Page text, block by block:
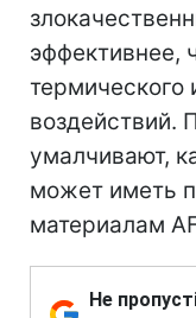
эффективнее,
термического
воздействий.
умалчивают,
может иметь
материалам
Не